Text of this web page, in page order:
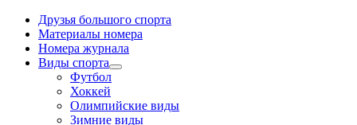
Друзья большого спорта
Материалы номера
Номера журнала
Виды спорта
Футбол
Хоккей
Олимпийские виды
Зимние виды